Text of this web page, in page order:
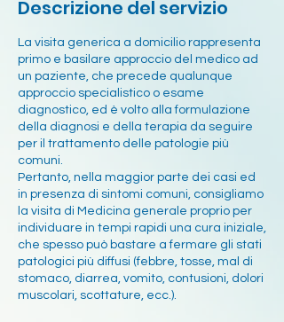
Descrizione del servizio
La visita generica a domicilio rappresenta
primo e basilare approccio del medico ad
un paziente, che precede qualunque
approccio specialistico o esame
diagnostico, ed è volto alla formulazione
della diagnosi e della terapia da seguire
per il trattamento delle patologie più
comuni.
Pertanto, nella maggior parte dei casi ed
in presenza di sintomi comuni, consigliamo
la visita di Medicina generale proprio per
individuare in tempi rapidi una cura iniziale,
che spesso può bastare a fermare gli stati
patologici più diffusi (febbre, tosse, mal di
stomaco, diarrea, vomito, contusioni, dolori
muscolari, scottature, ecc.).